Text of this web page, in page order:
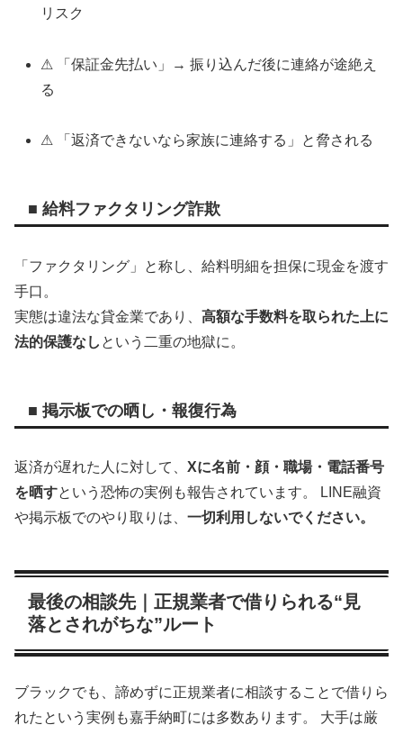
リスク
⚠ 「保証金先払い」→ 振り込んだ後に連絡が途絶え
る
⚠ 「返済できないなら家族に連絡する」と脅される
■ 給料ファクタリング詐欺
「ファクタリング」と称し、給料明細を担保に現金を渡す
手口。
実態は違法な貸金業であり、 高額な手数料を取られた上に
法的保護なし という二重の地獄に。
■ 掲示板での晒し・報復行為
返済が遅れた人に対して、 Xに名前・顔・職場・電話番号
を晒すという恐怖の実例も報告されています。 LINE融資
や掲示板でのやり取りは、 一切利用しないでください。
最後の相談先｜正規業者で借りられる“見
落とされがちな”ルート
ブラックでも、諦めずに正規業者に相談することで借りら
れたという実例も嘉手納町には多数あります。 大手は厳